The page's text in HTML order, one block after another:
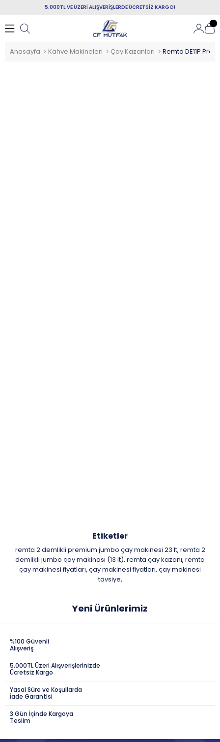
5.000TL VE ÜZERİ ALIŞVERİŞLERDE ÜCRETSİZ KARGO!
Anasayfa Kahve Makineleri Çay Kazanları
Etiketler
remta 2 demlikli premium jumbo çay makinesi 23 lt, remta 2
demlikli jumbo çay makinası (13 lt), remta çay kazanı, remta
çay makinesi fiyatları, çay makinesi fiyatları, çay makinesi
tavsiye,
Yeni Ürünlerimiz
%100 Güvenli
Alışveriş
5.000TL Üzeri Alışverişlerinizde
Ücretsiz Kargo
Yasal Süre ve Koşullarda
İade Garantisi
3 Gün İçinde Kargoya
Teslim